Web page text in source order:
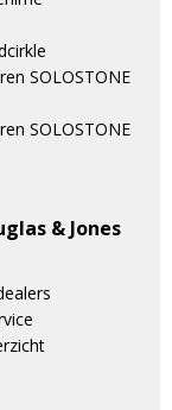
SOLOSTONE
SOLOSTONE
& Jones